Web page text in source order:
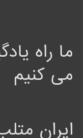
ما راه
می کنیم
ایران